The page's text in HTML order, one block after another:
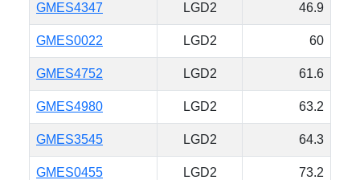
GMES4347 LGD2 46.9
GMES0022 LGD2 60
GMES4752 LGD2 61.6
GMES4980 LGD2 63.2
GMES3545 LGD2 64.3
GMES0455 LGD2 73.2